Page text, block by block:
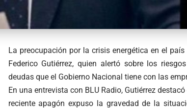
La preocupación por la crisis energética en el
Federico Gutiérrez, quien alertó sobre los
deudas que el Gobierno Nacional tiene con las
En una entrevista con BLU Radio, Gutiérrez
reciente apagón expuso la gravedad de la